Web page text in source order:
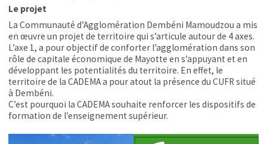
Le projet
La Communauté d’Agglomération Dembéni Mamoudzou a mis
en œuvre un projet de territoire qui s’articule autour de 4 axes.
L’axe 1, a pour objectif de conforter l’agglomération dans son
rôle de capitale économique de Mayotte en s’appuyant et en
développant les potentialités du territoire. En effet, le
territoire de la CADEMA a pour atout la présence du CUFR situé
à Dembéni.
C’est pourquoi la CADEMA souhaite renforcer les dispositifs de
formation de l’enseignement supérieur.